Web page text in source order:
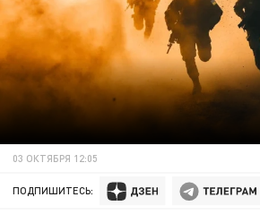
03 ОКТЯБРЯ 12:05
ПОДПИШИТЕСЬ: